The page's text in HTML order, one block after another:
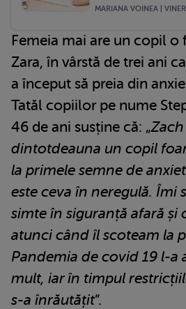
MARIANA VOINEA |
Femeia mai are un copil o
Zara, în vârstă de trei ani
a început să preia din
Tatăl copiilor pe nume
46 de ani susține că: „
dintotdeauna un copil
la primele semne de
este ceva în neregulă. Îmi
simte în siguranță afară și
atunci când îl scoteam la
Pandemia de covid 19 l-a
mult, iar în timpul
s-a înrăutățit”.